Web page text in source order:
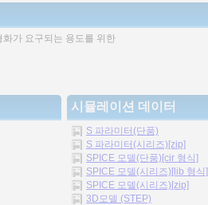
가 요구되는 용도를 위한
시뮬레이션 데이터
S 파라미터(단품)
S 파라미터(시리즈)[zip]
SPICE 모델(단품)[cir 형식]
SPICE 모델(시리즈)[lib 형식]
SPICE 모델(시리즈)[zip]
3D모델 (STEP)